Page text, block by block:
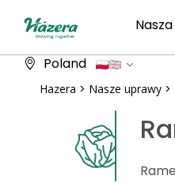
Poland
Hazera > Nasze uprawy >